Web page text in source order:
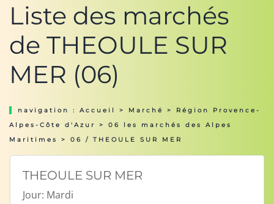
Liste des marchés
de THEOULE SUR
MER (06)
navigation : Accueil > Marché > Région Provence-
Alpes-Côte d'Azur
> 06 les marchés des Alpes
Maritimes
> 06 / THEOULE SUR MER
THEOULE SUR MER
Jour: Mardi